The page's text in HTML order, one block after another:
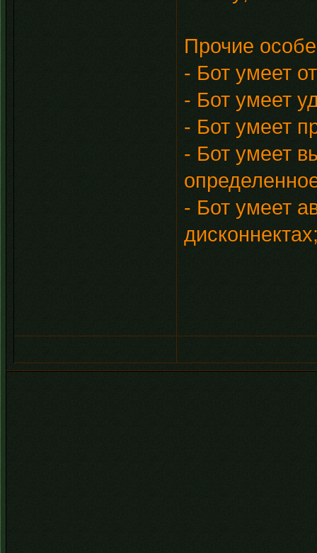
Прочие
- Бот умеет
- Бот умеет
- Бот умеет
- Бот умеет
- Бот умеет